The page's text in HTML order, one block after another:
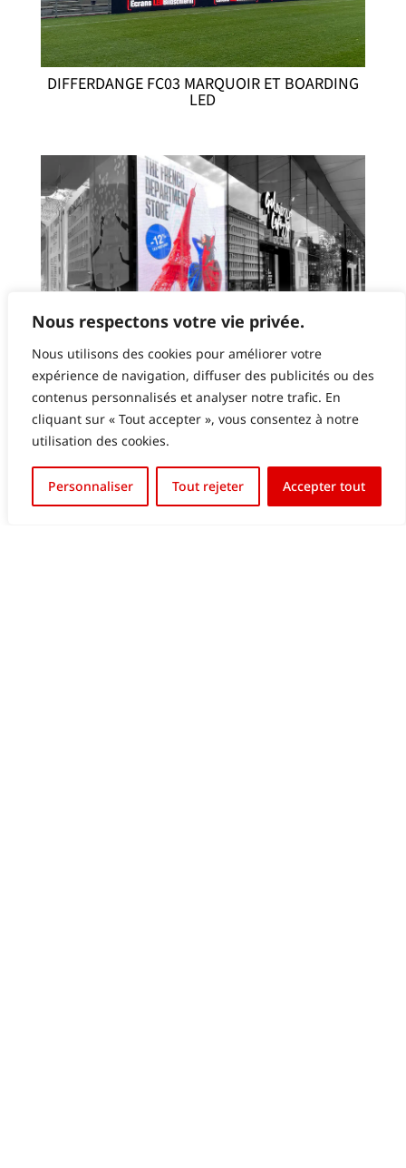
Nous respectons votre vie privée.
Nous utilisons des cookies pour améliorer votre
expérience de navigation, diffuser des publicités ou des
contenus personnalisés et analyser notre trafic. En
cliquant sur « Tout accepter », vous consentez à notre
utilisation des cookies.
Personnaliser Tout rejeter Accepter tout
DIFFERDANGE FC03 MARQUOIR ET BOARDING
LED
GALERIES LAFAYETTE LUXEMBOURG – ECRAN
LED EN VITRINE
English (UK)